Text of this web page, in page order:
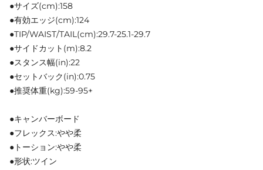
●サイズ(cm):158
●有効エッジ(cm):124
●TIP/WAIST/TAIL(cm):29.7-25.1-29.7
●サイドカット(m):8.2
●スタンス幅(in):22
●セットバック(in):0.75
●推奨体重(kg):59-95+
●キャンバーボード
●フレックス:やや柔
●トーション:やや柔
●形状:ツイン